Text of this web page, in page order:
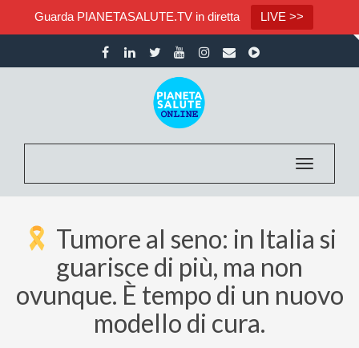
Guarda PIANETASALUTE.TV in diretta LIVE >>
Toggle
Tumore al seno: in Italia si
guarisce di più, ma non
ovunque. È tempo di un nuovo
modello di cura.